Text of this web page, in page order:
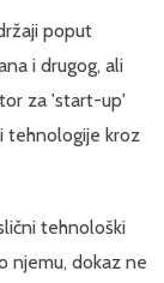
poput
i drugog, ali
za 'start-up'
tehnologije kroz
tehnološki
njemu, dokaz ne